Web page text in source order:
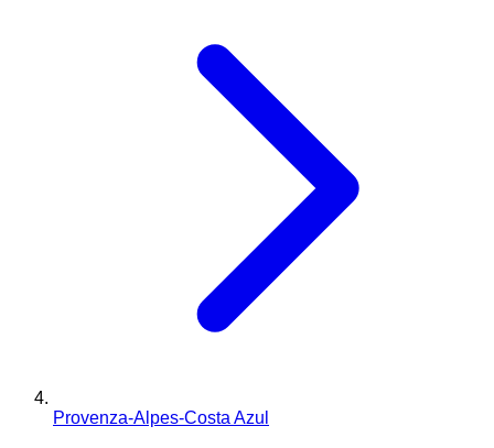
Provenza-Alpes-Costa Azul